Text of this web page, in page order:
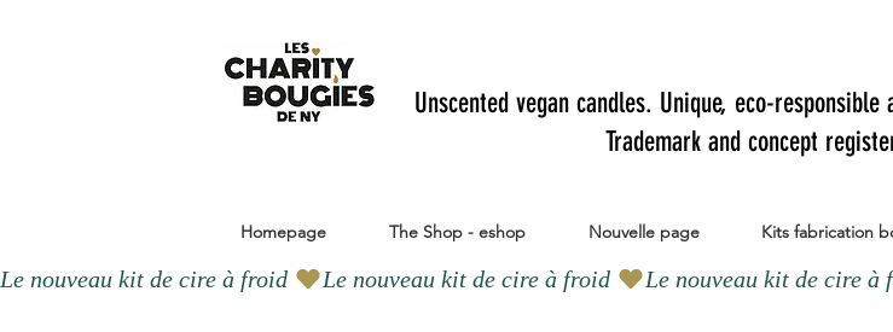
Unscented vegan candles. Unique, eco-
Trademark and concept
Homepage The Shop - eshop Nouvelle page Kits fabrication
Le nouveau kit de cire à froid